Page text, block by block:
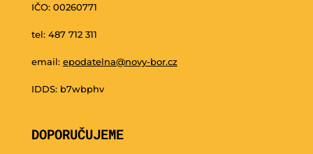
IČO: 00260771
tel: 487 712 311
email: epodatelna@novy-bor.cz
IDDS: b7wbphv
DOPORUČUJEME